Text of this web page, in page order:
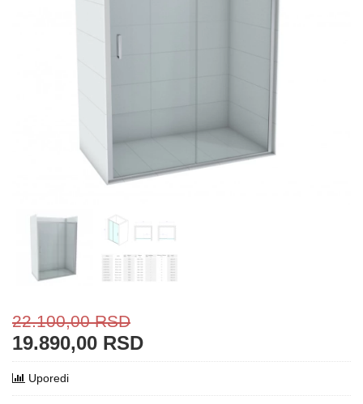
22.100,00RSD
19.890,00 RSD
Uporedi